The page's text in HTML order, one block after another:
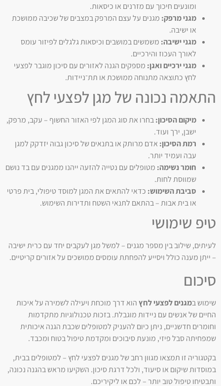
ומונעים חיכוך עם מזרנים או כיסאות.
מגני מרפק: מגנים על עצם המרפק במצבים של שכיבה ממושכת
או ישיבה.
מגני ישיבה: משמשים במושבים וכיסאות גלגלים לפיזור עומס
לאורך העכוז והירכיים.
מגני ירכיים ואגן: מספקים הגנה לאזורים עם סיכון מוגבר לפצעי
לחץ כתוצאה מתנוחה ממושכת או תת־ניידות.
התאמה נכונה של מגן לפצעי לחץ
מיקום הסיכון:בחרו את סוג המגן לפי האזור החשוף – עקב, מרפק,
ישבן, ירך ועוד.
רמת הסיכון: אדם מרותק או בתנאים של סיכון גבוה יזדקק למגן
עבה ועמיד יותר.
חומר נשימה: מטופלים עם נטייה להזעה ייהנו ממגנים עם בד נושם
שמווסת לחות.
סביבת השימוש: כדאי להתאים את המגן למוסד טיפולי, בית פרטי
או בית אבות – בהתאם לתנאי השטח ותדירות השימוש.
טיפ שימושי
לעיתים, שילוב בין מספר מגנים – למשל מגן לעקבים יחד עם כרית ישיבה
– ייתן מענה כולל ויסייע להפחתת עומסים ממושכים על אזורים קריטיים.
סיכום
שימוש במגנים לפצעי לחץהוא דרך מוכחת ויעילה לשמירה על איכות
החיים של אנשים עם ניידות מוגבלת. בזכות טכנולוגיות מתקדמות
וחומרים חדשניים, ניתן כיום להעניק למטופלים שכבת הגנה איכותית
שמפחיתה סבל פיזי, מונעת סיבוכים ומקדמת טיפול בטוח ומכבד.
בקטגוריה זו תמצאו מגוון רחב של מגנים לפצעי לחץ – למטופלים בבית,
במוסדות שיקום או סיעוד, ולכל דרגת סיכון. השקיעו מראש בהגנה נכונה,
ותבטיחו טיפול טוב יותר – לכם או ליקיריכם.